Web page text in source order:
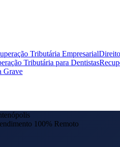
Tributária Empresarial
Tributária para Dentistas
Grave
100% Remoto